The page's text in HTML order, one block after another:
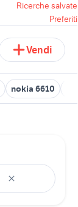
Ricerche salvate
Preferiti
Vendi
nokia 6610